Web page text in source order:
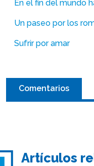
En el fin del mundo
Un paseo por los
Sufrir por amar
Comentarios
Artículos